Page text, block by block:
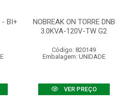
- BI+
NOBREAK ON TORRE DNB
3.0KVA-120V-TW G2
Código: 820149
Embalagem: UNIDADE
VER PREÇO